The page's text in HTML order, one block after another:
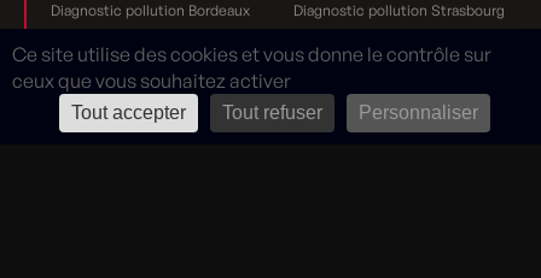
Diagnostic pollution Bordeaux
Diagnostic pollution Strasbourg
Diagnostic pollution Nantes
Diagnostic pollution Toulouse
Diagnostic pollution Grenoble
Diagnostic pollution Dijon
Diagnostic pollution Reims
Ce site utilise des cookies et vous donne le contrôle sur
ceux que vous souhaitez activer
Tout accepter Tout refuser Personnaliser